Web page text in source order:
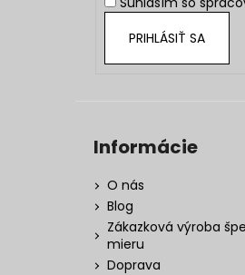
PRIHLÁSIŤ SA
Informácie
O nás
Blog
Zákazková výroba
mieru
Doprava